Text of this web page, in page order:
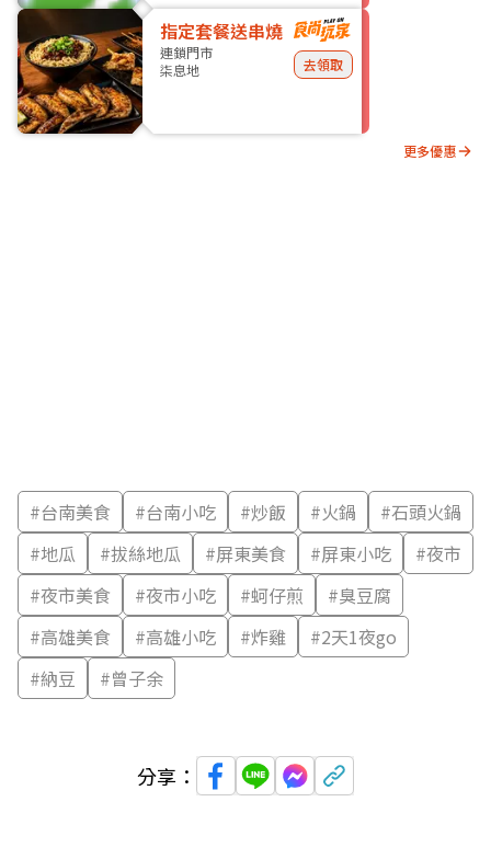
指定套餐送串燒
連鎖門市
柒息地
去領取
更多優惠
#台南美食 #台南小吃 #炒飯 #火鍋 #石頭火鍋
#地瓜 #拔絲地瓜 #屏東美食 #屏東小吃 #夜市
#夜市美食 #夜市小吃 #蚵仔煎 #臭豆腐
#高雄美食 #高雄小吃 #炸雞 #2天1夜go
#納豆 #曾子余
分享：